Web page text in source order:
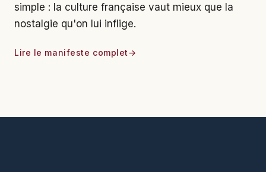
simple : la culture française vaut mieux que la
nostalgie qu'on lui inflige.
Lire le manifeste complet